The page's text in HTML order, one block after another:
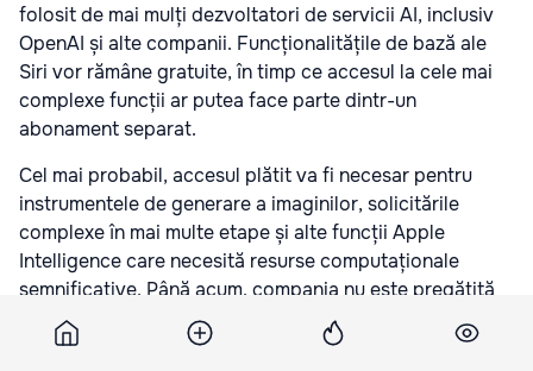
folosit de mai mulți dezvoltatori de servicii AI, inclusiv
OpenAI și alte companii. Funcționalitățile de bază ale
Siri vor rămâne gratuite, în timp ce accesul la cele mai
complexe funcții ar putea face parte dintr-un
abonament separat.
Cel mai probabil, accesul plătit va fi necesar pentru
instrumentele de generare a imaginilor, solicitările
complexe în mai multe etape și alte funcții Apple
Intelligence care necesită resurse computaționale
semnificative. Până acum, compania nu este pregătită
să lanseze un astfel de model, deoarece versiunea
actualizată a Siri se află încă într-o etapă incipientă de